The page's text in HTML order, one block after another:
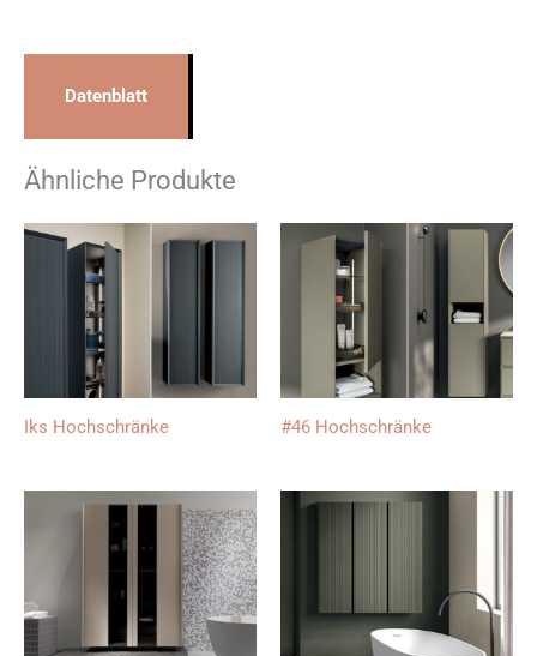
Datenblatt
Ähnliche Produkte
Iks Hochschränke #46 Hochschränke